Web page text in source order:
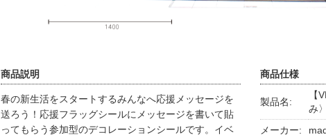
商品説明
春の新生活をスタートするみんなへ応援メッセージを
送ろう！応援フラッグシールにメッセージを書いて貼
ってもらう参加型のデコレーションシールです。イベ
商品仕様
製品名:
【
み〉
メーカー: